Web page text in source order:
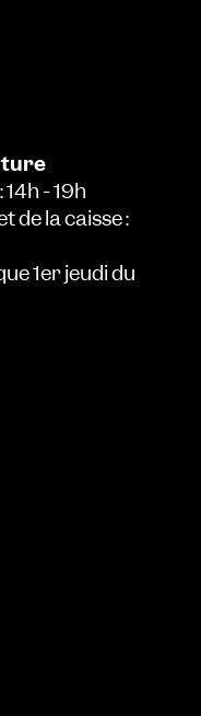
- 19h
de la caisse :
1er jeudi du